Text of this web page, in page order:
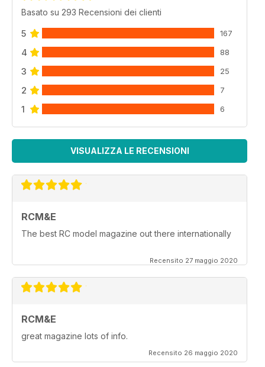
Basato su 293 Recensioni dei clienti
5 167
4 88
3 25
2 7
1 6
VISUALIZZA LE RECENSIONI
RCM&E
The best RC model magazine out there internationally
Recensito 27 maggio 2020
RCM&E
great magazine lots of info.
Recensito 26 maggio 2020